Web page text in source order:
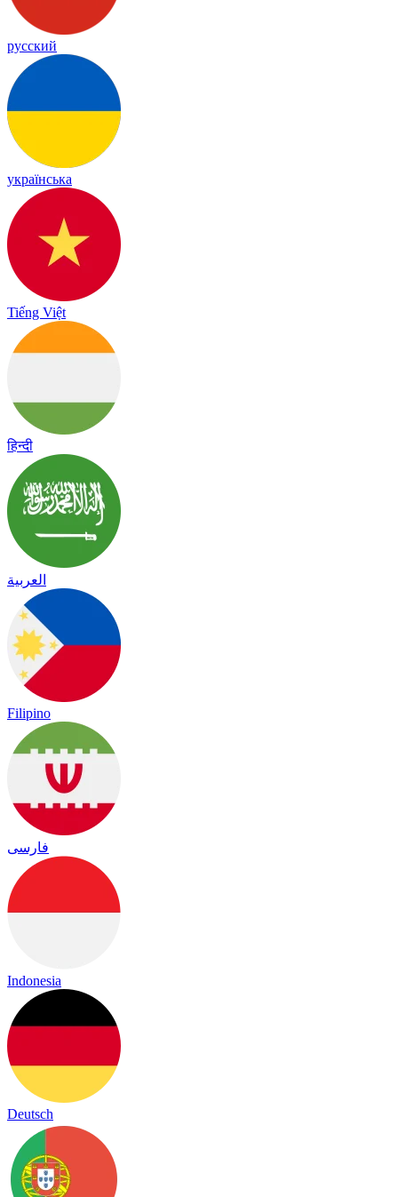
русский
українська
Tiếng Việt
हिन्दी
العربية
Filipino
فارسی
Indonesia
Deutsch